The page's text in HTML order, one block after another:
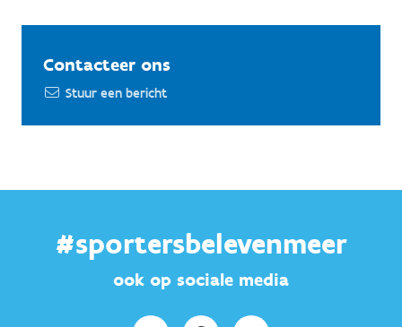
Contacteer ons
Stuur een bericht
#sportersbelevenmeer
ook op sociale media